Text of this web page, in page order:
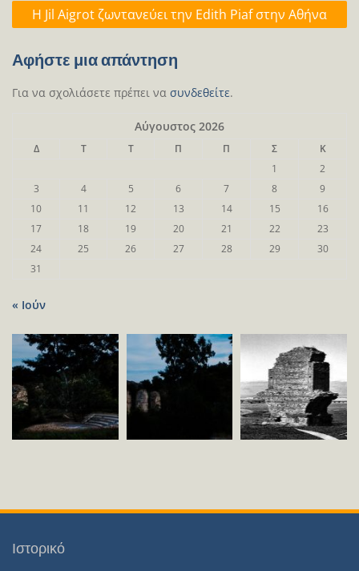
Η Jil Aigrot ζωντανεύει την Edith Piaf στην Αθήνα
Αφήστε μια απάντηση
Για να σχολιάσετε πρέπει να συνδεθείτε.
Αύγουστος 2026
Δ Τ Τ Π Π Σ
Κ
1
2
3
4 5 6 7 8
9
10
11 12 13 14 15
16
17
18 19 20 21 22
23
24
25 26 27 28 29
30
31
« Ιούν
Ιστορικό